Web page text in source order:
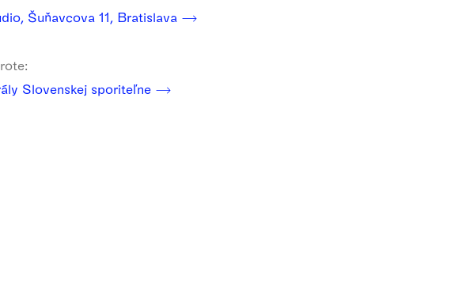
Šuňavcova 11, Bratislava
Slovenskej sporiteľne